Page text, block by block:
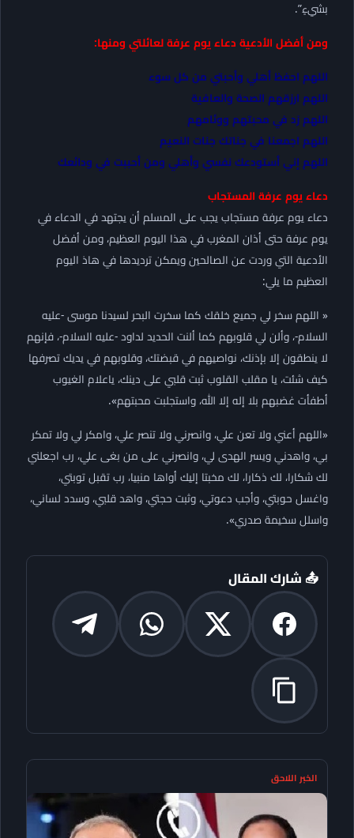
بشيءٍ”.
ومن أفضل الأدعية دعاء يوم عرفة لعائلتي ومنها:
اللهم احفظ أهلي وأحبتي من كل سوء
اللهم ارزقهم الصحة والعافية
اللهم زد في محبتهم ووئامهم
اللهم اجمعنا في جناتك جنات النعيم
اللهم إني أستودعك نفسي وأهلي ومن أحببت في ودائعك
دعاء يوم عرفة المستجاب
دعاء يوم عرفة مستجاب يجب على المسلم أن يجتهد في الدعاء في
يوم عرفة حتى أذان المغرب في هذا اليوم العظيم، ومن أفضل
الأدعية التي وردت عن الصالحين ويمكن ترديدها في هاذ اليوم
العظيم ما يلي:
« اللهم سخر لي جميع خلقك كما سخرت البحر لسيدنا موسى -عليه
السلام-، وألن لي قلوبهم كما ألنت الحديد لداود -عليه السلام-، فإنهم
لا ينطقون إلا بإذنك، نواصيهم في قبضتك، وقلوبهم في يديك تصرفها
كيف شئت، يا مقلب القلوب ثبت قلبي على دينك، ياعلام الغيوب
أطفأت غضبهم بلا إله إلا الله، واستجلبت محبتهم».
«اللهم أعني ولا تعن علي، وانصرني ولا تنصر علي، وامكر لي ولا تمكر
بي، واهدني ويسر الهدى لي، وانصرني على من بغى علي، رب اجعلني
لك شكارا، لك ذكارا، لك مخبتا إليك أواها منبيا، رب تقبل توبتي،
واغسل حوبتي، وأجب دعوتي، وثبت حجتي، واهد قلبي، وسدد لساني،
واسلل سخيمة صدري».
📤 شارك المقال
الخبر اللاحق